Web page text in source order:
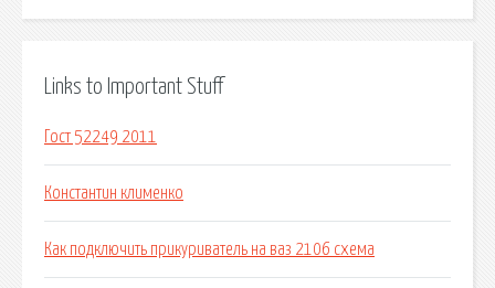
Links to Important Stuff
Гост 52249 2011
Константин клименко
Как подключить прикуриватель на ваз 2106 схема